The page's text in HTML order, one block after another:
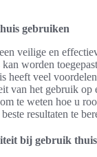
gebruiken
veilige en
worden
heeft veel
van het gebruik op
te weten hoe u
resultaten te
bij gebruik thuis